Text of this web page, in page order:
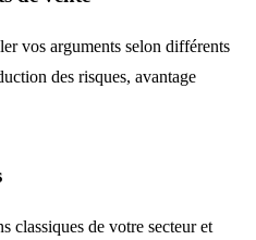
vos arguments selon différents
des risques, avantage
classiques de votre secteur et